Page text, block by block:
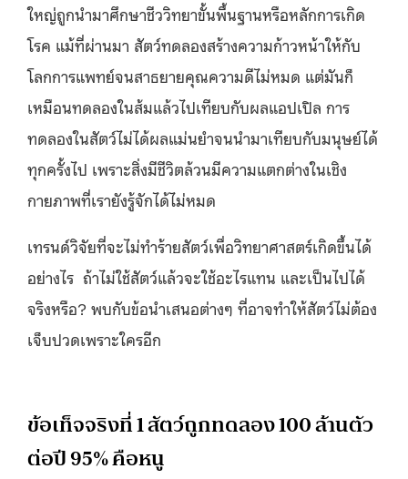
ใหญ่ถูกนำมาศึกษาชีววิทยาขั้นพื้นฐานหรือหลักการเกิด
โรค แม้ที่ผ่านมา สัตว์ทดลองสร้างความก้าวหน้าให้กับ
โลกการแพทย์จนสาธยายคุณความดีไม่หมด แต่มันก็
เหมือนทดลองในส้มแล้วไปเทียบกับผลแอปเปิล การ
ทดลองในสัตว์ไม่ได้ผลแม่นยำจนนำมาเทียบกับมนุษย์ได้
ทุกครั้งไป เพราะสิ่งมีชีวิตล้วนมีความแตกต่างในเชิง
กายภาพที่เรายังรู้จักได้ไม่หมด
เทรนด์วิจัยที่จะไม่ทำร้ายสัตว์เพื่อวิทยาศาสตร์เกิดขึ้นได้
อย่างไร ถ้าไม่ใช้สัตว์แล้วจะใช้อะไรแทน และเป็นไปได้
จริงหรือ? พบกับข้อนำเสนอต่างๆ ที่อาจทำให้สัตว์ไม่ต้อง
เจ็บปวดเพราะใครอีก
ข้อเท็จจริงที่ 1 สัตว์ถูกทดลอง 100 ล้านตัว
ต่อปี 95% คือหนู